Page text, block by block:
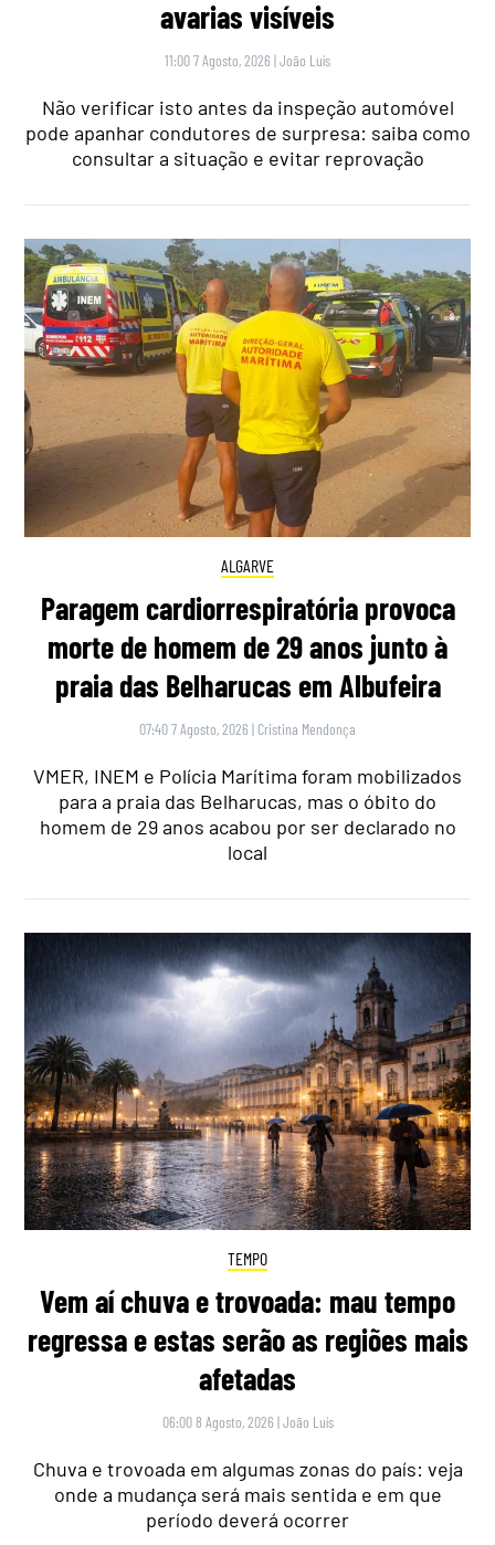
avarias visíveis
11:00 7 Agosto, 2026 |João Luís
Não verificar isto antes da inspeção automóvel
pode apanhar condutores de surpresa: saiba como
consultar a situação e evitar reprovação
ALGARVE
Paragem cardiorrespiratória provoca
morte de homem de 29 anos junto à
praia das Belharucas em Albufeira
07:40 7 Agosto, 2026 | Cristina Mendonça
VMER, INEM e Polícia Marítima foram mobilizados
para a praia das Belharucas, mas o óbito do
homem de 29 anos acabou por ser declarado no
local
TEMPO
Vem aí chuva e trovoada: mau tempo
regressa e estas serão as regiões mais
afetadas
06:00 8 Agosto, 2026 |João Luís
Chuva e trovoada em algumas zonas do país: veja
onde a mudança será mais sentida e em que
período deverá ocorrer